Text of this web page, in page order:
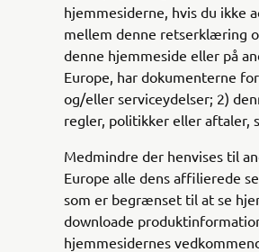
hjemmesiderne, hvis du ikke
mellem denne retserklæring
denne hjemmeside eller på
Europe, har dokumenterne
og/eller serviceydelser; 2)
regler, politikker eller aftaler,
Medmindre der henvises til
Europe alle dens affilierede
som er begrænset til at se
downloade
hjemmesidernes